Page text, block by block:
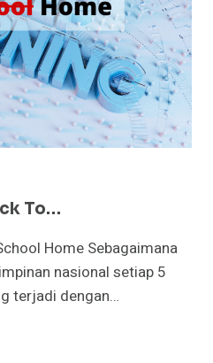
To…
Home Sebagaimana
nasional setiap 5
terjadi dengan…